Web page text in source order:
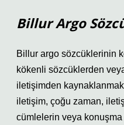
Billur Argo
Billur argo sözcüklerinin
kökenli sözcüklerden
iletişimden
iletişim, çoğu zaman,
cümlelerin veya konuşma